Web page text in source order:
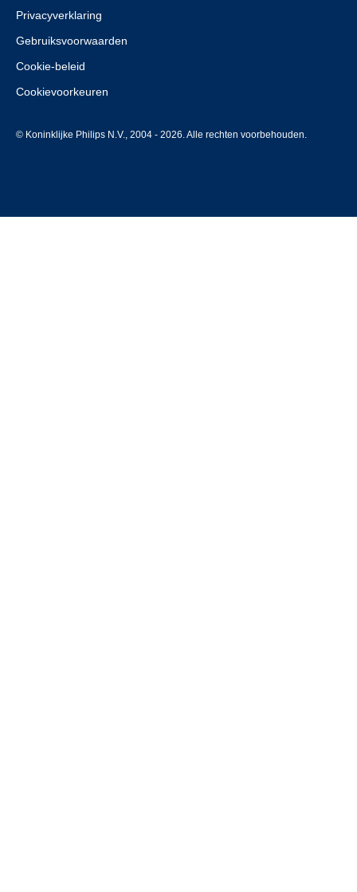
Privacyverklaring
Gebruiksvoorwaarden
Cookie-beleid
Cookievoorkeuren
© Koninklijke Philips N.V., 2004 - 2026. Alle rechten voorbehouden.